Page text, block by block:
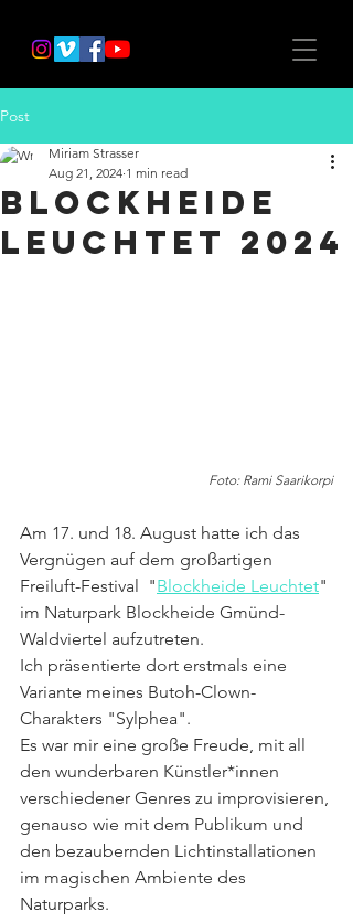
Post
Blockheide
Leuchtet 2024
Miriam Strasser
Aug 21, 2024 1 min read
Foto: Rami Saarikorpi
Am 17. und 18. August hatte ich das
Vergnügen auf dem großartigen
Freiluft-Festival  "Blockheide Leuchtet"
im Naturpark Blockheide Gmünd-
Waldviertel aufzutreten.
Ich präsentierte dort erstmals eine
Variante meines Butoh-Clown-
Charakters "Sylphea".
Es war mir eine große Freude, mit all
den wunderbaren Künstler*innen
verschiedener Genres zu improvisieren,
genauso wie mit dem Publikum und
den bezaubernden Lichtinstallationen
im magischen Ambiente des
Naturparks.